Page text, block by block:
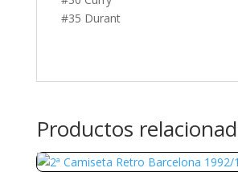
#35 Durant
Productos